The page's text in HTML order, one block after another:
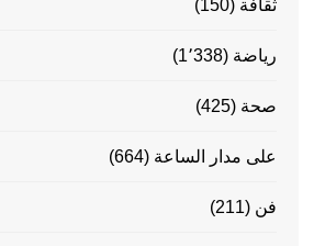
ثقافة (150)
رياضة (1٬338)
صحة (425)
على مدار الساعة (664)
فن (211)